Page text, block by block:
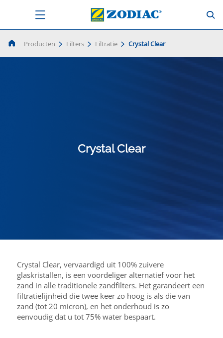
Producten Filters Filtratie Crystal Clear
Crystal Clear
Crystal Clear, vervaardigd uit 100% zuivere
glaskristallen, is een voordeliger alternatief voor het
zand in alle traditionele zandfilters. Het garandeert een
filtratiefijnheid die twee keer zo hoog is als die van
zand (tot 20 micron), en het onderhoud is zo
eenvoudig dat u tot 75% water bespaart.